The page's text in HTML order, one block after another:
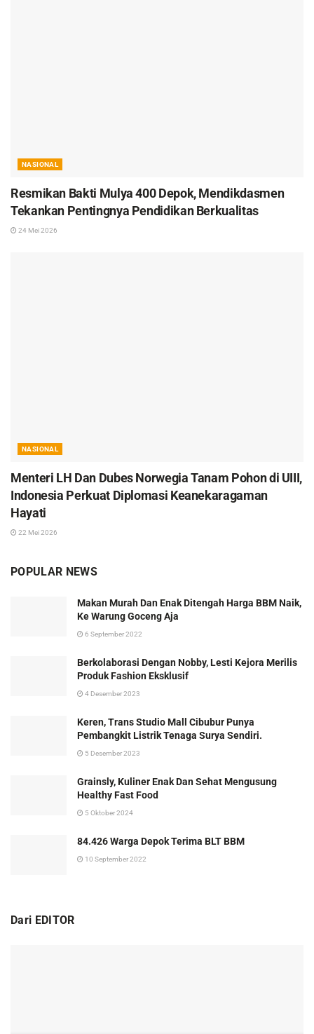
NASIONAL
Resmikan Bakti Mulya 400 Depok, Mendikdasmen
Tekankan Pentingnya Pendidikan Berkualitas
24 Mei 2026
NASIONAL
Menteri LH Dan Dubes Norwegia Tanam Pohon di UIII,
Indonesia Perkuat Diplomasi Keanekaragaman
Hayati
22 Mei 2026
POPULAR NEWS
Makan Murah Dan Enak Ditengah Harga BBM Naik,
Ke Warung Goceng Aja
6 September 2022
Berkolaborasi Dengan Nobby, Lesti Kejora Merilis
Produk Fashion Eksklusif
4 Desember 2023
Keren, Trans Studio Mall Cibubur Punya
Pembangkit Listrik Tenaga Surya Sendiri.
5 Desember 2023
Grainsly, Kuliner Enak Dan Sehat Mengusung
Healthy Fast Food
5 Oktober 2024
84.426 Warga Depok Terima BLT BBM
10 September 2022
Dari EDITOR